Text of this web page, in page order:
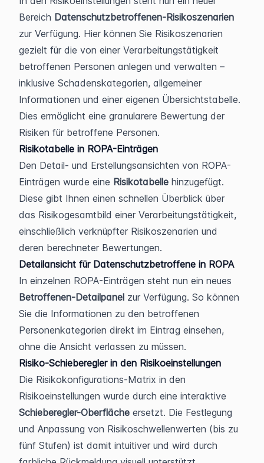
Bereich Datenschutzbetroffenen-Risikoszenarien
zur Verfügung. Hier können Sie Risikoszenarien
gezielt für die von einer Verarbeitungstätigkeit
betroffenen Personen anlegen und verwalten –
inklusive Schadenskategorien, allgemeiner
Informationen und einer eigenen Übersichtstabelle.
Dies ermöglicht eine granularere Bewertung der
Risiken für betroffene Personen.
Risikotabelle in ROPA-Einträgen
Den Detail- und Erstellungsansichten von ROPA-
Einträgen wurde eine Risikotabelle hinzugefügt.
Diese gibt Ihnen einen schnellen Überblick über
das Risikogesamtbild einer Verarbeitungstätigkeit,
einschließlich verknüpfter Risikoszenarien und
deren berechneter Bewertungen.
Detailansicht für Datenschutzbetroffene in ROPA
Betroffenen-Detailpanel zur Verfügung. So können
Sie die Informationen zu den betroffenen
Personenkategorien direkt im Eintrag einsehen,
ohne die Ansicht verlassen zu müssen.
Risiko-Schieberegler in den Risikoeinstellungen
Die Risikokonfigurations-Matrix in den
Schieberegler-Oberfläche ersetzt. Die Festlegung
und Anpassung von Risikoschwellenwerten (bis zu
fünf Stufen) ist damit intuitiver und wird durch